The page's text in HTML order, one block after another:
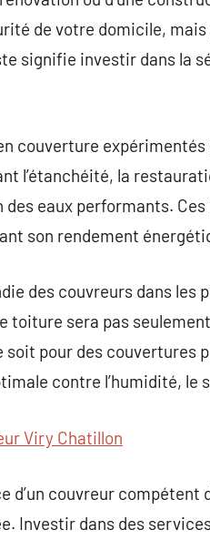
de votre domicile,
signifie investir dans la
couverture
l’étanchéité, la
des eaux performants.
son rendement
des couvreurs dans
toiture sera pas
soit pour des couvertures
contre l’humidité, le
Viry Chatillon
d’un couvreur
Investir dans des